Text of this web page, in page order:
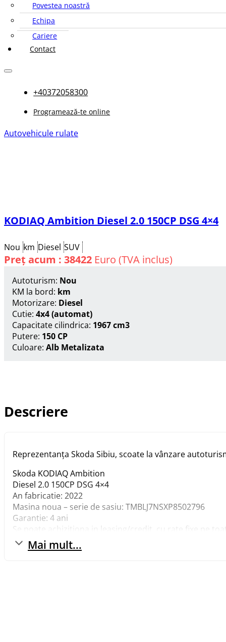
Povestea noastră
Echipa
Cariere
Contact
+40372058300
Programează-te online
Autovehicule rulate
KODIAQ Ambition Diesel 2.0 150CP DSG 4×4
Nou km Diesel SUV
Preț acum : 38422 Euro (TVA inclus)
Autoturism: Nou
KM la bord: km
Motorizare: Diesel
Cutie: 4x4 (automat)
Capacitate cilindrica: 1967 cm3
Putere: 150 CP
Culoare: Alb Metalizata
Descriere
Reprezentanța Skoda Sibiu, scoate la vânzare
Skoda KODIAQ Ambition
Diesel 2.0 150CP DSG 4×4
An fabricatie: 2022
Masina noua – serie de sasiu: TMBLJ7NSXP8502796
Garantie: 4 ani
Se poate achizitiona in leasing/credit, cu rate fixe pe
Masina se livreaza cu numere rosii.
Mai mult...